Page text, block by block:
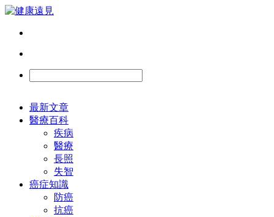
最新文章
醫療百科
疾病
醫療
長照
失智
癌症知識
防癌
抗癌